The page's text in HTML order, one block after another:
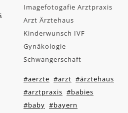
Imagefotogafie Arztpraxis
Arzt Ärztehaus
Kinderwunsch IVF
Gynäkologie
Schwangerschaft
#aerzte #arzt #ärztehaus
#arztpraxis #babies
#baby #bayern